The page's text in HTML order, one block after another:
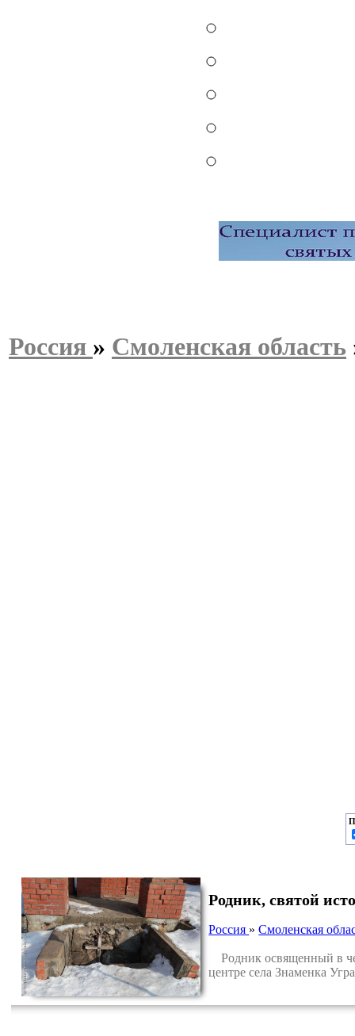
Россия » Смоленская область
Родник, святой
Россия »Смоленская
Родник освященный в
центре села Знаменка